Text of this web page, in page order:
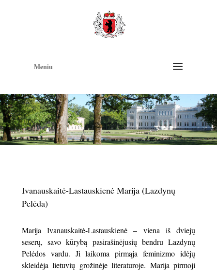
Meniu
Ivanauskaitė-Lastauskienė Marija (Lazdynų
Pelėda)
Marija Ivanauskaitė-Lastauskienė – viena iš dviejų
seserų, savo kūrybą pasirašinėjusių bendru Lazdynų
Pelėdos vardu. Ji laikoma pirmąja feminizmo idėjų
skleidėja lietuvių grožinėje literatūroje. Marija pirmoji